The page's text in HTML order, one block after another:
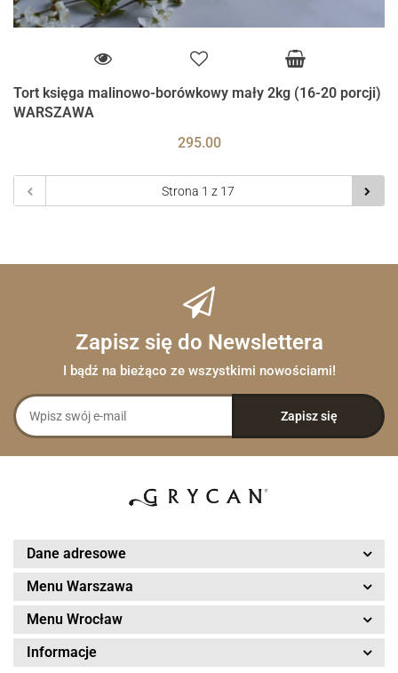
Tort księga malinowo-borówkowy mały 2kg (16-20 porcji)
WARSZAWA
295.00
Zapisz się do Newslettera
I bądź na bieżąco ze wszystkimi nowościami!
Dane adresowe
Menu Warszawa
Menu Wrocław
Informacje